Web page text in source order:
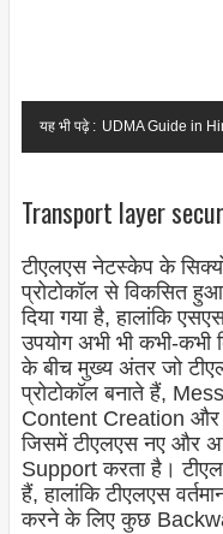
यह भी पढ़े : UDMA Guide in
Transport layer
टीएलएस नेटस्केप के
प्रोटोकॉल से विकसित
दिया गया है, हालांकि
उपयोग अभी भी कभी-
के बीच मुख्य अंतर जो
प्रोटोकॉल बनाते हैं,
Content Creation
जिसमें टीएलएस नए और
Support करता है।
हैं, हालांकि टीएलएस
करने के लिए कुछ